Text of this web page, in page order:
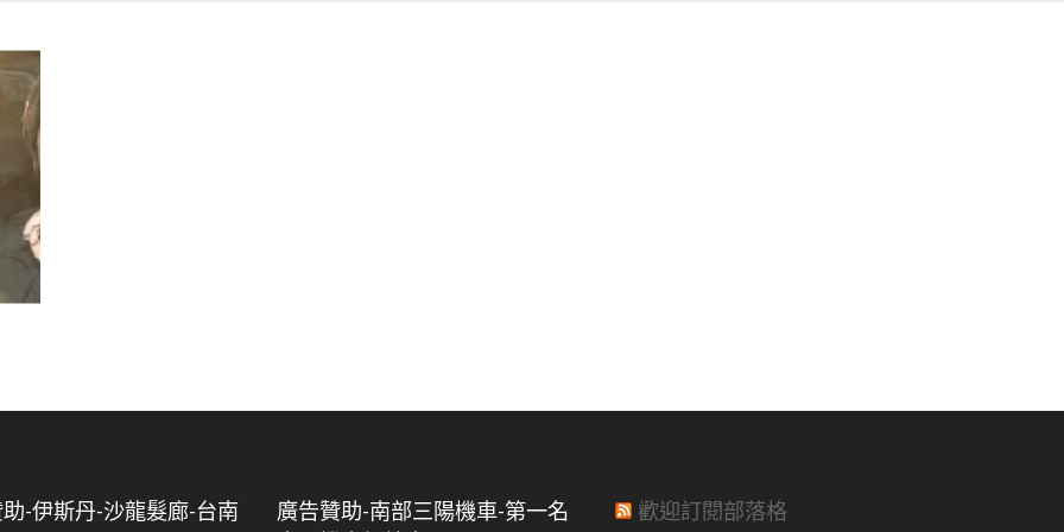
-伊斯丹-沙龍髮廊-台南
廣告贊助-南部三陽機車-第一名
歡迎訂閱部落格